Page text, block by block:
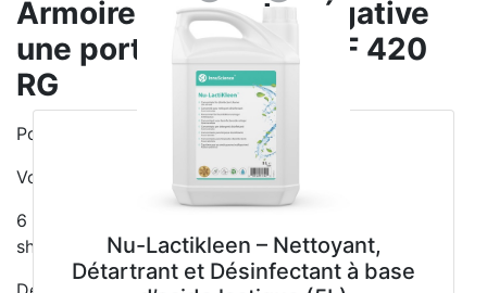
Armoire compacte négative
une porte 346L Gram F 420
RG
Porte ferrée à droite réversible verrouillable
Volume utile net: 265L. Volume brut: 346L
6 étagères blanches réglables (5 x 486x433mm
shelves et 1 étagère inférieure 486x300mm)
Nu-Lactikleen – Nettoyant,
Détartrant et Désinfectant à base